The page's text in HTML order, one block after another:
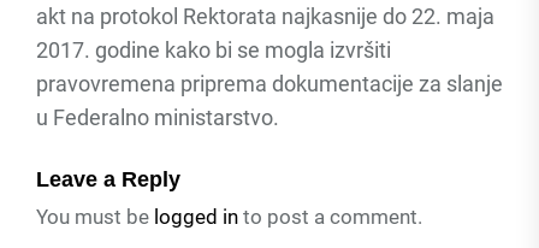
akt na protokol Rektorata najkasnije do 22. maja
2017. godine kako bi se mogla izvršiti
pravovremena priprema dokumentacije za slanje
u Federalno ministarstvo.
Leave a Reply
You must be logged in to post a comment.